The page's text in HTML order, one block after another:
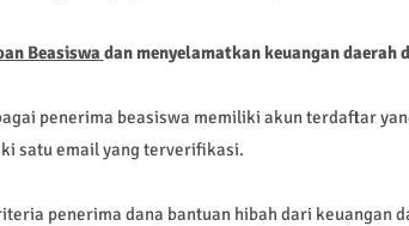
Beasiswa dan menyelamatkan keuangan daerah
penerima beasiswa memiliki akun terdaftar
satu email yang terverifikasi.
penerima dana bantuan hibah dari keuangan